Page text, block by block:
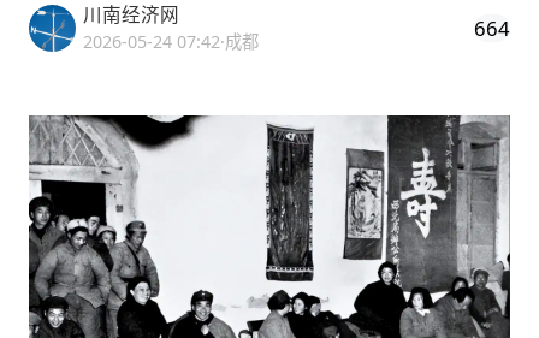
川南经济网
2026-05-24 07:42·成都 664